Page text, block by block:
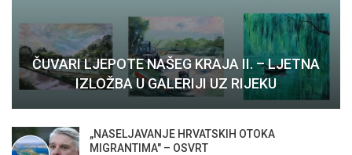
ČUVARI LJEPOTE NAŠEG KRAJA II. – LJETNA
IZLOŽBA U GALERIJI UZ RIJEKU
„NASELJAVANJE HRVATSKIH OTOKA
MIGRANTIMA″ – OSVRT